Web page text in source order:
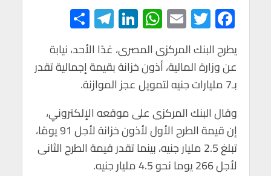
F
ac
e
b
o
o
k
T
wi
tt
er
E
m
ail
W
h
at
s
A
p
p
Li
n
ke
dI
n
Te
le
gr
a
m
h
ar
e
يطرح البنك المركزى المصرى، غدًا الأحد، نيابة
عن وزارة المالية، أذون خزانة بقيمة إجمالية تقدر
بـ7 مليارات جنيه لتمويل عجز الموازنة.
وقال البنك المركزى على موقعه الإلكتروني،
إن قيمة الطرح الأول لأذون خزانة لأجل 91 يومًا،
تبلغ 2.5 مليار جنيه، بينما تقدر قيمة الطرح الثانى
لأجل 266 يوما نحو 4.5 مليار جنيه.